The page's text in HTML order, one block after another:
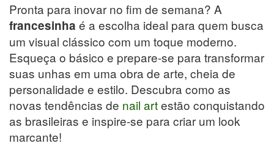
Pronta para inovar no fim de semana? A
francesinha é a escolha ideal para quem busca
um visual clássico com um toque moderno.
Esqueça o básico e prepare-se para transformar
suas unhas em uma obra de arte, cheia de
personalidade e estilo. Descubra como as
novas tendências de nail artestão conquistando
as brasileiras e inspire-se para criar um look
marcante!